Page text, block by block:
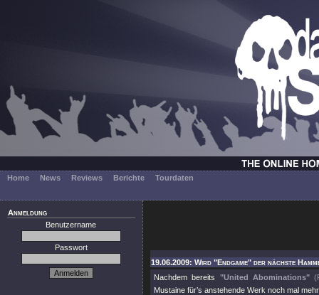
Home News Reviews Berichte Tourdaten
Anmeldung
Benutzername
Passwort
19.06.2009: Wird "Endgame" der nächste
Nachdem bereits "United Abominations"
Mustaine für’s anstehende Werk noch mal